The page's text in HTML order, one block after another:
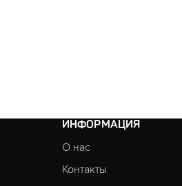
ИНФОРМАЦИЯ
О нас
Контакты